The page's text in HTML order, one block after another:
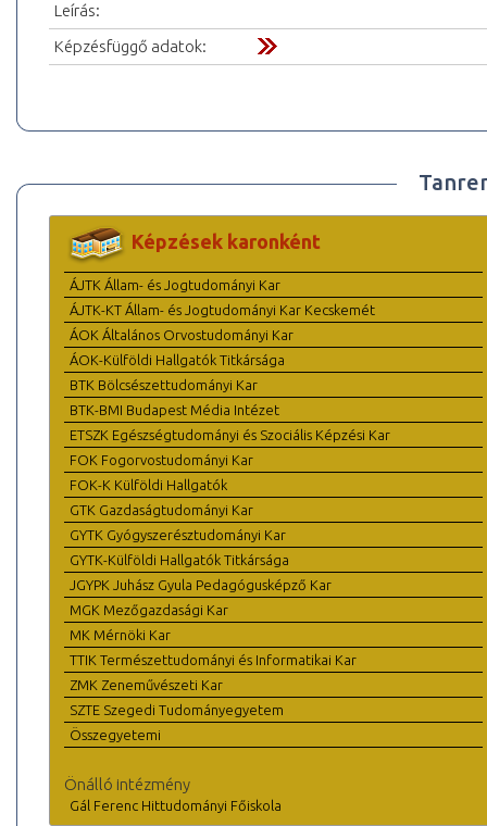
Leírás:
Képzésfüggő adatok:
Képzések karonként
ÁJTK Állam- és Jogtudományi Kar
ÁJTK-KT Állam- és Jogtudományi Kar Kecskemét
ÁOK Általános Orvostudományi Kar
ÁOK-Külföldi Hallgatók Titkársága
BTK Bölcsészettudományi Kar
BTK-BMI Budapest Média Intézet
ETSZK Egészségtudományi és Szociális Képzési Kar
FOK Fogorvostudományi Kar
FOK-K Külföldi Hallgatók
GTK Gazdaságtudományi Kar
GYTK Gyógyszerésztudományi Kar
GYTK-Külföldi Hallgatók Titkársága
JGYPK Juhász Gyula Pedagógusképző Kar
MGK Mezőgazdasági Kar
MK Mérnöki Kar
TTIK Természettudományi és Informatikai Kar
ZMK Zeneművészeti Kar
SZTE Szegedi Tudományegyetem
Összegyetemi
Önálló intézmény
Gál Ferenc Hittudományi Főiskola